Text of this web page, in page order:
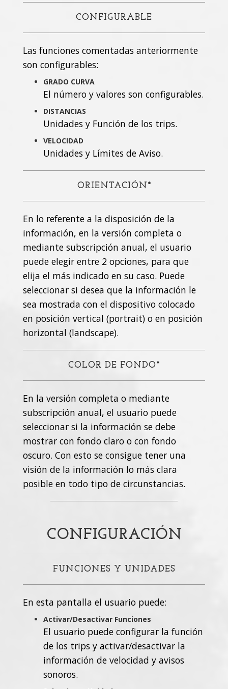
CONFIGURABLE
Las funciones comentadas anteriormente
son configurables:
GRADO CURVA
El número y valores son configurables.
DISTANCIAS
Unidades y Función de los trips.
VELOCIDAD
Unidades y Límites de Aviso.
ORIENTACIÓN*
En lo referente a la disposición de la
información, en la versión completa o
mediante subscripción anual, el usuario
puede elegir entre 2 opciones, para que
elija el más indicado en su caso. Puede
seleccionar si desea que la información le
sea mostrada con el dispositivo colocado
en posición vertical (portrait) o en posición
horizontal (landscape).
COLOR DE FONDO*
En la versión completa o mediante
subscripción anual, el usuario puede
seleccionar si la información se debe
mostrar con fondo claro o con fondo
oscuro. Con esto se consigue tener una
visión de la información lo más clara
posible en todo tipo de circunstancias.
CONFIGURACIÓN
FUNCIONES Y UNIDADES
En esta pantalla el usuario puede:
Activar/Desactivar Funciones
El usuario puede configurar la función
de los trips y activar/desactivar la
información de velocidad y avisos
sonoros.